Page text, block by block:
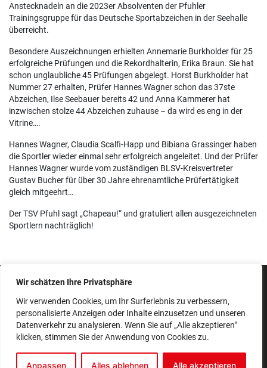
Wir schätzen Ihre Privatsphäre
Wir verwenden Cookies, um Ihr Surferlebnis zu verbessern,
personalisierte Anzeigen oder Inhalte einzusetzen und unseren
Datenverkehr zu analysieren. Wenn Sie auf „Alle akzeptieren"
klicken, stimmen Sie der Anwendung von Cookies zu.
Anpassen Alles ablehnen Alle akzeptieren
Anstecknadeln an die 2023er Absolventen der Pfuhler
Trainingsgruppe für das Deutsche Sportabzeichen in der Seehalle
überreicht.
Besondere Auszeichnungen erhielten Annemarie Burkholder für 25
erfolgreiche Prüfungen und die Rekordhalterin, Erika Braun. Sie hat
schon unglaubliche 45 Prüfungen abgelegt. Horst Burkholder hat
Nummer 27 erhalten, Prüfer Hannes Wagner schon das 37ste
Abzeichen, Ilse Seebauer bereits 42 und Anna Kammerer hat
inzwischen stolze 44 Abzeichen zuhause – da wird es eng in der
Vitrine….
Hannes Wagner, Claudia Scalfi-Happ und Bibiana Grassinger haben
die Sportler wieder einmal sehr erfolgreich angeleitet. Und der Prüfer
Hannes Wagner wurde vom zuständigen BLSV-Kreisvertreter
Gustav Bucher für über 30 Jahre ehrenamtliche Prüfertätigkeit
gleich mitgeehrt…
Der TSV Pfuhl sagt „Chapeau!“ und gratuliert allen ausgezeichneten
Sportlern nachträglich!
IMPRESSUM
SATZUNG
BEITRAGSORDNUNG
DATENSCHUTZERKLÄRUNG
© 2026 Alle Rechte vorbehalten | TSV Pfuhl 1894 e. V.
Realisiert mitfube Codingstudio